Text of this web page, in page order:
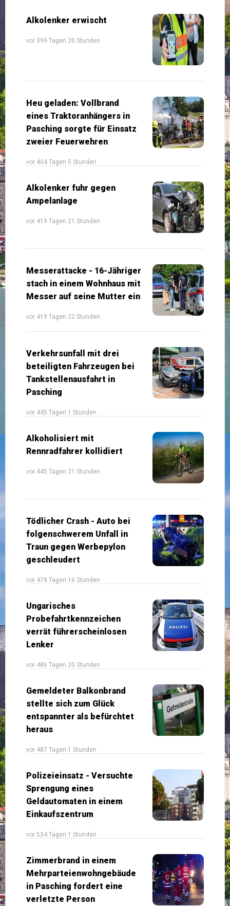
Alkolenker erwischt
vor 399 Tagen 20 Stunden
Heu geladen: Vollbrand
eines Traktoranhängers in
Pasching sorgte für Einsatz
zweier Feuerwehren
vor 404 Tagen 5 Stunden
Alkolenker fuhr gegen
Ampelanlage
vor 419 Tagen 21 Stunden
Messerattacke - 16-Jähriger
stach in einem Wohnhaus mit
Messer auf seine Mutter ein
vor 419 Tagen 22 Stunden
Verkehrsunfall mit drei
beteiligten Fahrzeugen bei
Tankstellenausfahrt in
Pasching
vor 445 Tagen 1 Stunden
Alkoholisiert mit
Rennradfahrer kollidiert
vor 445 Tagen 21 Stunden
Tödlicher Crash - Auto bei
folgenschwerem Unfall in
Traun gegen Werbepylon
geschleudert
vor 478 Tagen 16 Stunden
Ungarisches
Probefahrtkennzeichen
verrät führerscheinlosen
Lenker
vor 486 Tagen 20 Stunden
Gemeldeter Balkonbrand
stellte sich zum Glück
entspannter als befürchtet
heraus
vor 487 Tagen 1 Stunden
Polizeieinsatz - Versuchte
Sprengung eines
Geldautomaten in einem
Einkaufszentrum
vor 534 Tagen 1 Stunden
Zimmerbrand in einem
Mehrparteienwohngebäude
in Pasching fordert eine
verletzte Person